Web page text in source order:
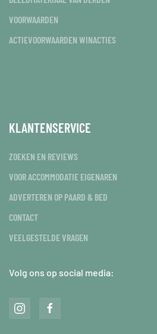
VOORWAARDEN
ACTIEVOORWAARDEN WINACTIES
KLANTENSERVICE
ZOEKEN EN REVIEWS
VOOR ACCOMMODATIE EIGENAREN
ADVERTEREN OP PAARD & BED
CONTACT
VEELGESTELDE VRAGEN
Volg ons op social media: